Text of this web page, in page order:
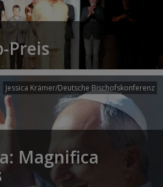
Preis
Jessica Krämer/Deutsche Bischofskonferenz
Magnifica